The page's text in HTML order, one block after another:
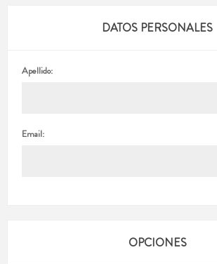
DATOS PERSONALES
Apellido:
Email:
OPCIONES